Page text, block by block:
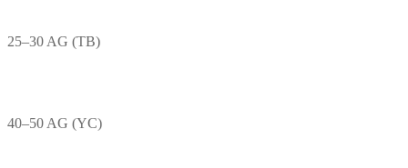
25–30 AG (TB)
40–50 AG (YC)